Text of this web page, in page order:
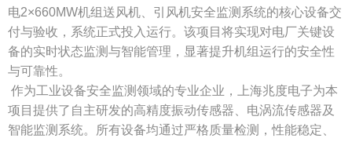
电2×660MW机组送风机、引风机安全监测系统的核心设备交
付与验收，系统正式投入运行。该项目将实现对电厂关键设
备的实时状态监测与智能管理，显著提升机组运行的安全性
与可靠性。
作为工业设备安全监测领域的专业企业，上海兆度电子为本
项目提供了自主研发的高精度振动传感器、电涡流传感器及
智能监测系统。所有设备均通过严格质量检测，性能稳定、